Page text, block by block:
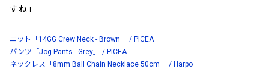
すね」
ニット「14GG Crew Neck - Brown」 / PICEA
パンツ「Jog Pants - Grey」 / PICEA
ネックレス「8mm Ball Chain Necklace 50cm」 / Harpo